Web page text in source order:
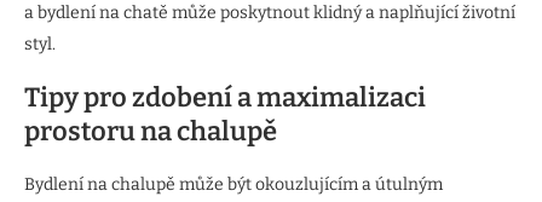
a bydlení na chatě může poskytnout klidný a naplňující životní
styl.
Tipy pro zdobení a maximalizaci
prostoru na chalupě
Bydlení na chalupě může být okouzlujícím a útulným